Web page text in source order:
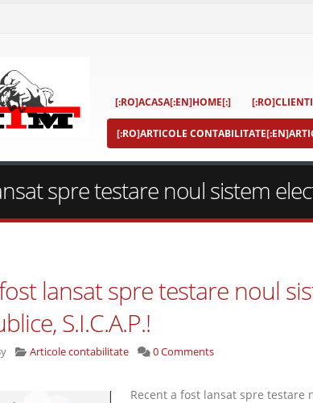
[:RO]ACASA[:EN]HOME[:]
[:RO]ARTICOLE
spre testare noul sistem
lansat spre testare noul
S.I.C.A.P.!
Articole contabilitate 0 Comments
Recent a fost lansat spre
de unelte